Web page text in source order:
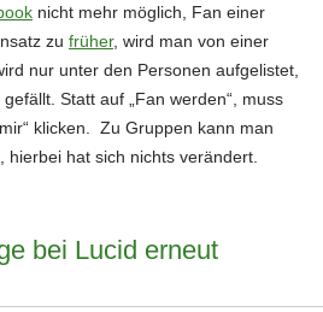
nicht mehr möglich, Fan einer
zu früher, wird man von einer
nur unter den Personen aufgelistet,
Statt auf „Fan werden“, muss
klicken. Zu Gruppen kann man
hat sich nichts verändert.
bei Lucid erneut